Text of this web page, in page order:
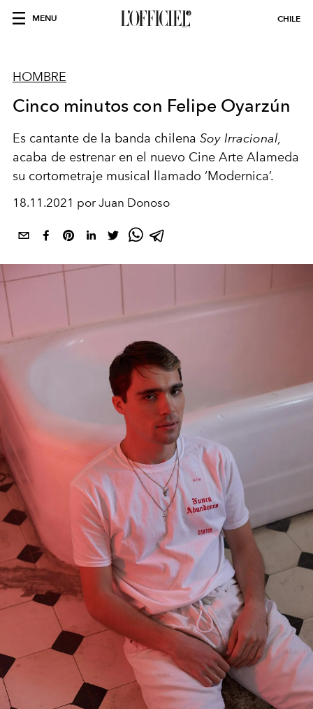
MENU CHILE
HOMBRE
Cinco minutos con Felipe Oyarzún
Es cantante de la banda chilena Soy Irracional,
acaba de estrenar en el nuevo Cine Arte Alameda
su cortometraje musical llamado ‘Modernica’.
18.11.2021 por Juan Donoso